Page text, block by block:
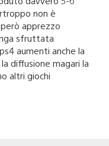
non è
apprezzo
sfruttata
aumenti anche la
diffusione magari la
altri giochi